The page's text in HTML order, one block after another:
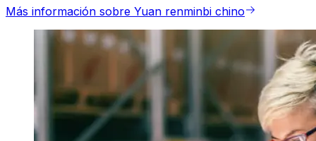
Más información sobre Yuan renminbi chino